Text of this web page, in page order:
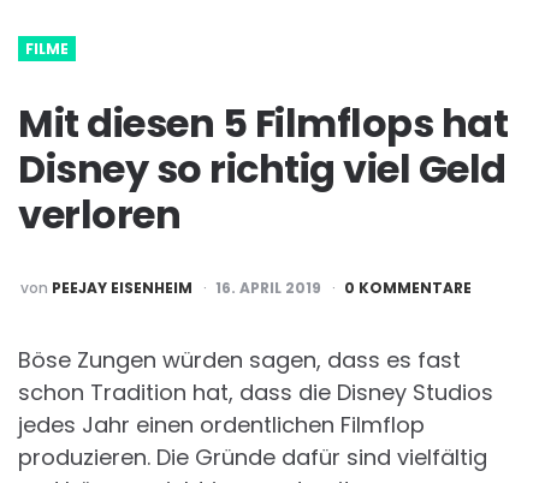
FILME
Mit diesen 5 Filmflops hat
Disney so richtig viel Geld
verloren
POSTED
BY
von PEEJAY EISENHEIM 16. APRIL 2019 0 KOMMENTARE
Böse Zungen würden sagen, dass es fast
schon Tradition hat, dass die Disney Studios
jedes Jahr einen ordentlichen Filmflop
produzieren. Die Gründe dafür sind vielfältig